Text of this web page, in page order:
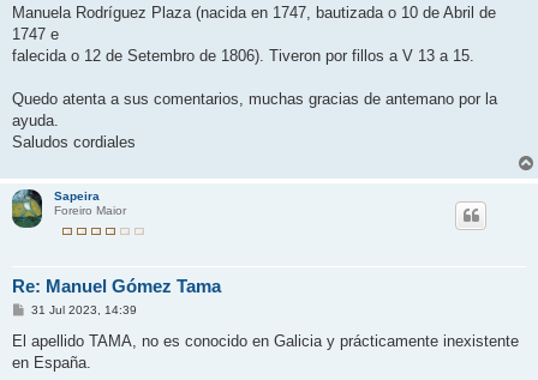
Manuela Rodríguez Plaza (nacida en 1747, bautizada o 10 de Abril de
1747 e
falecida o 12 de Setembro de 1806). Tiveron por fillos a V 13 a 15.
Quedo atenta a sus comentarios, muchas gracias de antemano por la
ayuda.
Saludos cordiales
Sapeira
Foreiro Maior
Re: Manuel Gómez Tama
M
n
a
31 Jul 2023, 14:39
El apellido TAMA, no es conocido en Galicia y prácticamente inexistente
en España.